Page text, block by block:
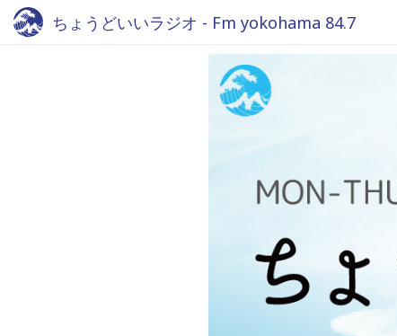
ちょうどいいラジオ - Fm yokohama 84.7